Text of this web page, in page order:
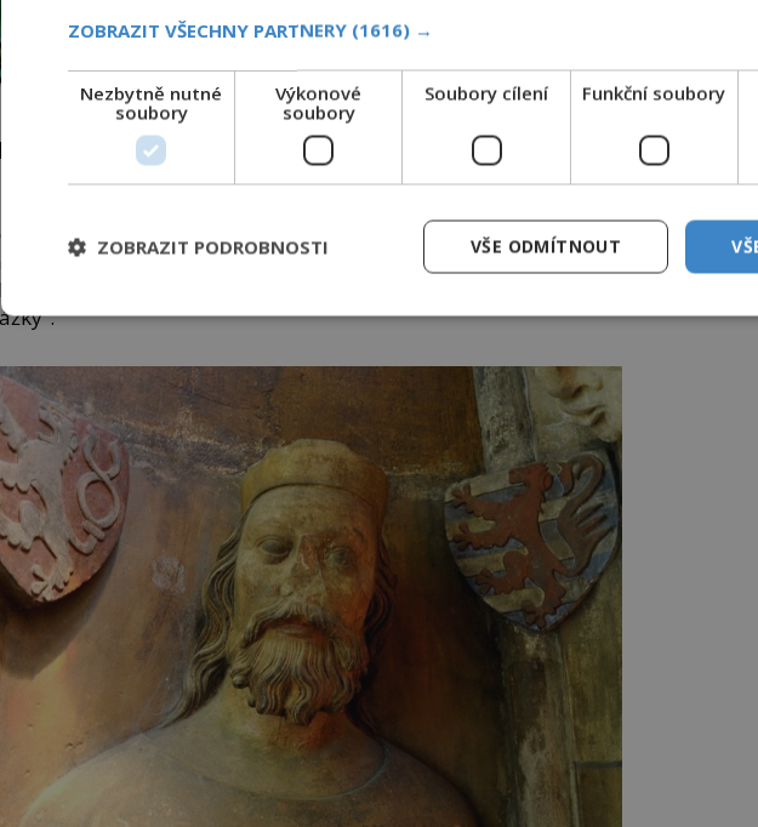
Středověké lázně mohou být semeništěm hříchu. FOTO: pinterest
řemeslo pozvedne
se situace lazebníků obrací k lepšímu. Když roku 1439
k hádce lazebníků a uzdařů, staroměstská rada oficiálně
že „pokládá lazebnické řemeslo za chvalitebné a dobré…
mohou do kteréhokoli řemesla vstupovati bez
ZOBRAZIT VŠECHNY PARTNERY (1616) →
Nezbytně nutné
soubory
Výkonové
soubory
Soubory cílení Funkční soubory
VŠE ODMÍTNOUT
ZOBRAZIT PODROBNOSTI